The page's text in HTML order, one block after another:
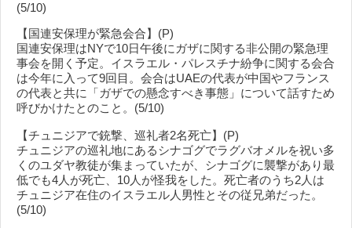
(5/10)
【国連安保理が緊急会合】(P)
国連安保理はNYで10日午後にガザに関する非公開の緊急理
事会を開く予定。イスラエル・パレスチナ紛争に関する会合
は今年に入って9回目。会合はUAEの代表が中国やフランス
の代表と共に「ガザでの懸念すべき事態」について話すため
呼びかけたとのこと。(5/10)
【チュニジアで銃撃、巡礼者2名死亡】(P)
チュニジアの巡礼地にあるシナゴグでラグバオメルを祝い多
くのユダヤ教徒が集まっていたが、シナゴグに襲撃があり最
低でも4人が死亡、10人が怪我をした。死亡者のうち2人は
チュニジア在住のイスラエル人男性とその従兄弟だった。
(5/10)